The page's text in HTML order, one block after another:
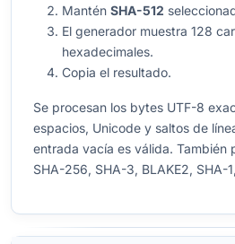
Mantén SHA-512
El generador muestra 128
hexadecimales.
Copia el resultado.
Se procesan los bytes UTF-8
espacios, Unicode y saltos de
entrada vacía es válida. También
SHA-256, SHA-3, BLAKE2, SHA-